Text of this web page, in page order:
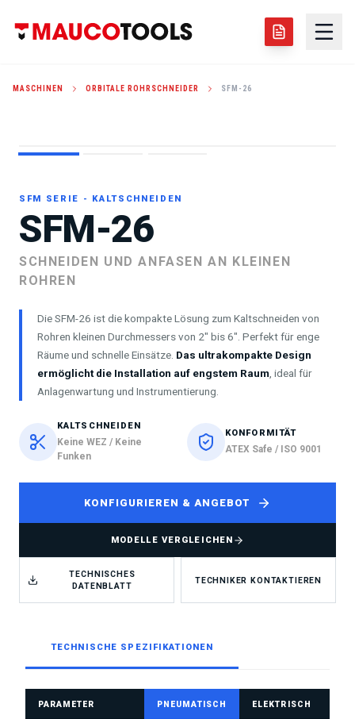
MASCHINEN ORBITALE ROHRSCHNEIDER SFM-26
SFM SERIE - KALTSCHNEIDEN
SFM-26
SCHNEIDEN UND ANFASEN AN KLEINEN
ROHREN
Die SFM-26 ist die kompakte Lösung zum Kaltschneiden von
Rohren kleinen Durchmessers von 2" bis 6". Perfekt für enge
Räume und schnelle Einsätze. Das ultrakompakte Design
ermöglicht die Installation auf engstem Raum , ideal für
Anlagenwartung und Instrumentierung.
KALTSCHNEIDEN
Keine WEZ / Keine
Funken
KONFORMITÄT
ATEX Safe / ISO 9001
KONFIGURIEREN & ANGEBOT
MODELLE VERGLEICHEN
TECHNISCHES
DATENBLATT
TECHNIKER KONTAKTIEREN
TECHNISCHE SPEZIFIKATIONEN
PARAMETER PNEUMATISCH ELEKTRISCH